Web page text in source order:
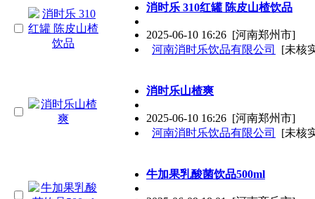
消时乐 310红罐 陈皮山楂饮品
2025-06-10 16:26 [河南郑州市]
河南消时乐饮品有限公司
[未核
消时乐山楂爽
2025-06-10 16:26 [河南郑州市]
河南消时乐饮品有限公司
[未核
牛加果乳酸菌饮品500ml